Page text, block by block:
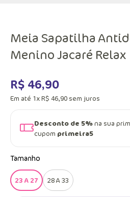
Meia Sapatilha
Menino Jacaré Relax
R$ 46,90
Em até 1xR$ 46,90 sem juros
Desconto de 5%na sua
cupom primeira5
Tamanho
23 A 27 28 A 33